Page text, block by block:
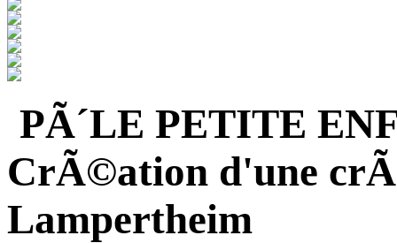
PÃ´LE PETITE
CrÃ©ation d'une
Lampertheim